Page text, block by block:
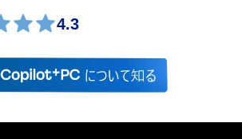
4.3